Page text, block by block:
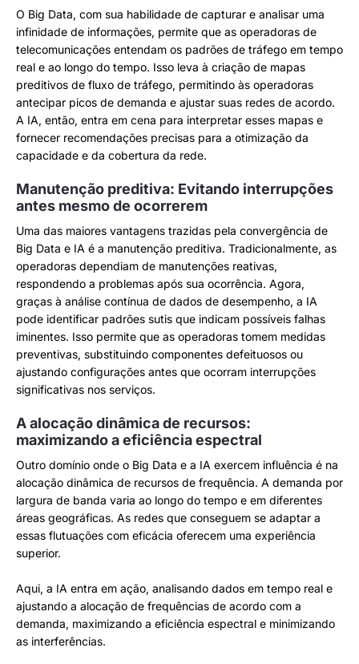
O Big Data, com sua habilidade de capturar e analisar uma
infinidade de informações, permite que as operadoras de
telecomunicações entendam os padrões de tráfego em tempo
real e ao longo do tempo. Isso leva à criação de mapas
preditivos de fluxo de tráfego, permitindo às operadoras
antecipar picos de demanda e ajustar suas redes de acordo.
A IA, então, entra em cena para interpretar esses mapas e
fornecer recomendações precisas para a otimização da
capacidade e da cobertura da rede.
Manutenção preditiva: Evitando interrupções
antes mesmo de ocorrerem
Uma das maiores vantagens trazidas pela convergência de
Big Data e IA é a manutenção preditiva. Tradicionalmente, as
operadoras dependiam de manutenções reativas,
respondendo a problemas após sua ocorrência. Agora,
graças à análise contínua de dados de desempenho, a IA
pode identificar padrões sutis que indicam possíveis falhas
iminentes. Isso permite que as operadoras tomem medidas
preventivas, substituindo componentes defeituosos ou
ajustando configurações antes que ocorram interrupções
significativas nos serviços.
A alocação dinâmica de recursos:
maximizando a eficiência espectral
Outro domínio onde o Big Data e a IA exercem influência é na
alocação dinâmica de recursos de frequência. A demanda por
largura de banda varia ao longo do tempo e em diferentes
áreas geográficas. As redes que conseguem se adaptar a
essas flutuações com eficácia oferecem uma experiência
superior.
Aqui, a IA entra em ação, analisando dados em tempo real e
ajustando a alocação de frequências de acordo com a
demanda, maximizando a eficiência espectral e minimizando
as interferências.